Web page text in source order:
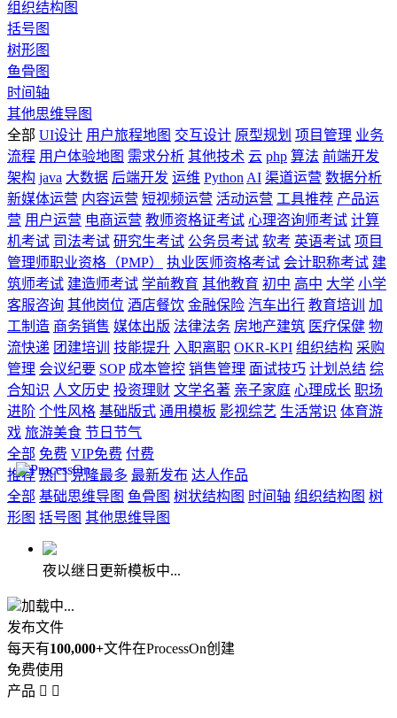
组织结构图
括号图
树形图
鱼骨图
时间轴
其他思维导图
全部 UI设计 用户旅程地图 交互设计 原型规划 项目管理 业务
流程 用户体验地图 需求分析 其他技术 云 php 算法 前端开发
架构 java 大数据 后端开发 运维 Python AI 渠道运营 数据分析
新媒体运营 内容运营 短视频运营 活动运营 工具推荐 产品运
营 用户运营 电商运营 教师资格证考试 心理咨询师考试 计算
机考试 司法考试 研究生考试 公务员考试 软考 英语考试 项目
管理师职业资格（PMP）
执业医师资格考试 会计职称考试 建
筑师考试 建造师考试 学前教育 其他教育 初中 高中 大学 小学
客服咨询 其他岗位 酒店餐饮 金融保险 汽车出行 教育培训
加
工制造 商务销售 媒体出版 法律法务 房地产建筑 医疗保健 物
流快递 团建培训 技能提升 入职离职 OKR-KPI 组织结构 采购
管理 会议纪要 SOP 成本管控 销售管理 面试技巧 计划总结 综
合知识 人文历史 投资理财 文学名著 亲子家庭 心理成长 职场
进阶 个性风格 基础版式 通用模板 影视综艺 生活常识 体育游
戏 旅游美食 节日节气
全部 免费 VIP免费 付费
推荐 热门 克隆最多 最新发布 达人作品
全部 基础思维导图 鱼骨图 树状结构图 时间轴 组织结构图 树
形图 括号图 其他思维导图
夜以继日更新模板中...
加载中...
发布文件
每天有100,000+文件在ProcessOn创建
免费使用
产品  